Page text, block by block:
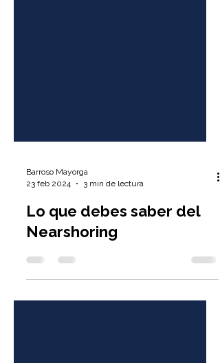
Barroso Mayorga
23 feb 2024
3 min de lectura
Lo que debes saber del
Nearshoring